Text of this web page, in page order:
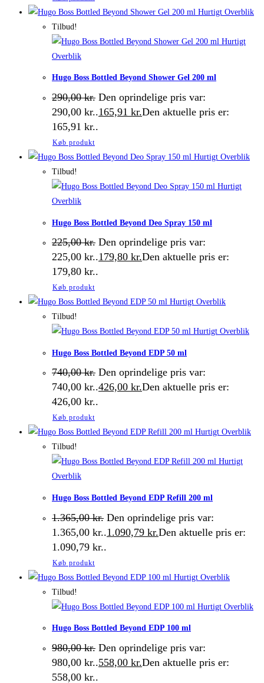
Hurtigt Overblik
Tilbud!
Hurtigt
Overblik
Hugo Boss Bottled Beyond Shower Gel 200 ml
290,00kr. Den oprindelige pris var:
290,00 kr..165,91 kr.Den aktuelle pris er:
165,91 kr..
Køb produkt
Hurtigt Overblik
Tilbud!
Hurtigt
Overblik
Hugo Boss Bottled Beyond Deo Spray 150 ml
225,00kr. Den oprindelige pris var:
225,00 kr..179,80 kr.Den aktuelle pris er:
179,80 kr..
Køb produkt
Hurtigt Overblik
Tilbud!
Hurtigt Overblik
Hugo Boss Bottled Beyond EDP 50 ml
740,00kr. Den oprindelige pris var:
740,00 kr..426,00 kr.Den aktuelle pris er:
426,00 kr..
Køb produkt
Hurtigt Overblik
Tilbud!
Hurtigt
Overblik
Hugo Boss Bottled Beyond EDP Refill 200 ml
1.365,00kr. Den oprindelige pris var:
1.365,00 kr..1.090,79 kr.Den aktuelle pris er:
1.090,79 kr..
Køb produkt
Hurtigt Overblik
Tilbud!
Hurtigt Overblik
Hugo Boss Bottled Beyond EDP 100 ml
980,00kr. Den oprindelige pris var:
980,00 kr..558,00 kr.Den aktuelle pris er:
558,00 kr..